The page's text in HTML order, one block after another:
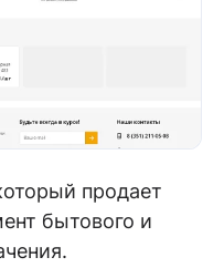
продает
бытового и